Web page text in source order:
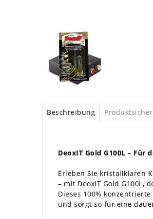
Beschreibung
DeoxIT Gold G100L –
Erleben Sie kristallklaren
– mit DeoxIT Gold
Dieses 100%
und sorgt so für eine